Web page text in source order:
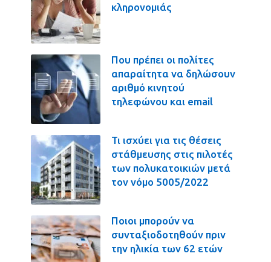
κληρονομιάς
Που πρέπει οι πολίτες
απαραίτητα να δηλώσουν
αριθμό κινητού
τηλεφώνου και email
Τι ισχύει για τις θέσεις
στάθμευσης στις πιλοτές
των πολυκατοικιών μετά
τον νόμο 5005/2022
Ποιοι μπορούν να
συνταξιοδοτηθούν πριν
την ηλικία των 62 ετών